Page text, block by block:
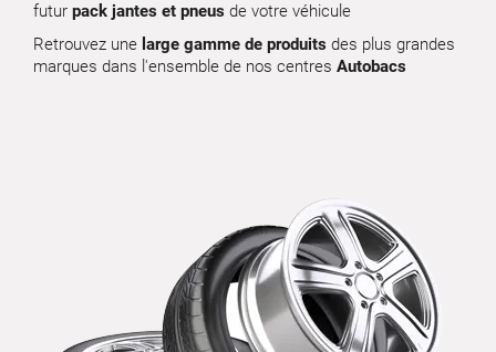
futur pack jantes et pneus de votre véhicule
Retrouvez une large gamme de produits des plus grandes
marques dans l'ensemble de nos centres Autobacs